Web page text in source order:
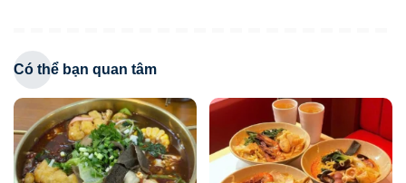
Có thể bạn quan tâm